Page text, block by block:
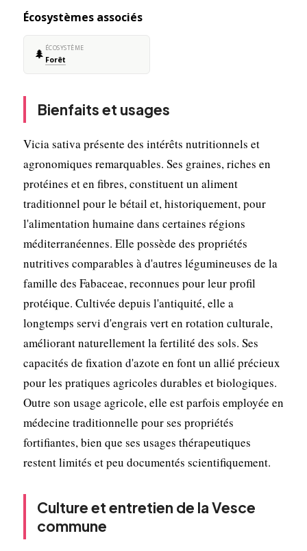
Écosystèmes associés
🌲 ÉCOSYSTÈME
Forêt
Bienfaits et usages
Vicia sativa présente des intérêts nutritionnels et
agronomiques remarquables. Ses graines, riches en
protéines et en fibres, constituent un aliment
traditionnel pour le bétail et, historiquement, pour
l'alimentation humaine dans certaines régions
méditerranéennes. Elle possède des propriétés
nutritives comparables à d'autres légumineuses de la
famille des Fabaceae, reconnues pour leur profil
protéique. Cultivée depuis l'antiquité, elle a
longtemps servi d'engrais vert en rotation culturale,
améliorant naturellement la fertilité des sols. Ses
capacités de fixation d'azote en font un allié précieux
pour les pratiques agricoles durables et biologiques.
Outre son usage agricole, elle est parfois employée en
médecine traditionnelle pour ses propriétés
fortifiantes, bien que ses usages thérapeutiques
restent limités et peu documentés scientifiquement.
Culture et entretien de la Vesce
commune